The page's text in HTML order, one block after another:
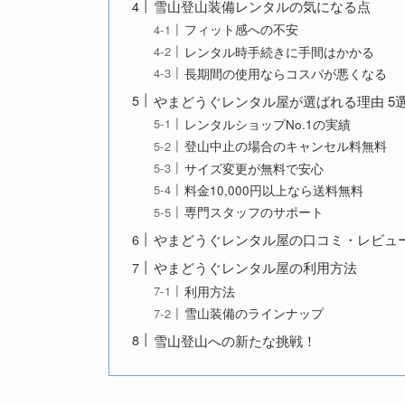
雪山登山装備レンタルの気になる点
フィット感への不安
レンタル時手続きに手間はかかる
長期間の使用ならコスパが悪くなる
やまどうぐレンタル屋が選ばれる理由 5
レンタルショップNo.1の実績
登山中止の場合のキャンセル料無料
サイズ変更が無料で安心
料金10,000円以上なら送料無料
専門スタッフのサポート
やまどうぐレンタル屋の口コミ・レビュ
やまどうぐレンタル屋の利用方法
利用方法
雪山装備のラインナップ
雪山登山への新たな挑戦！